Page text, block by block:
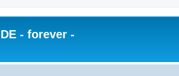
- forever -